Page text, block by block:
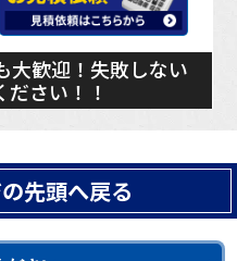
大歓迎！失敗しない
さい！！
先頭へ戻る